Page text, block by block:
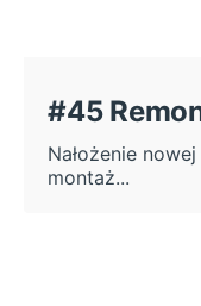
#45
Nałożenie
montaż...